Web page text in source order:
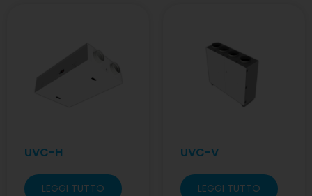
UVC-H
LEGGI TUTTO
UVC-V
LEGGI TUTTO